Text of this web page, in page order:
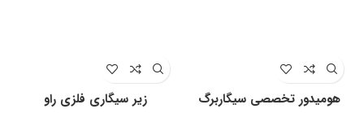
هومیدور تخصصی سیگاربرگ
زیر سیگاری فلزی راو